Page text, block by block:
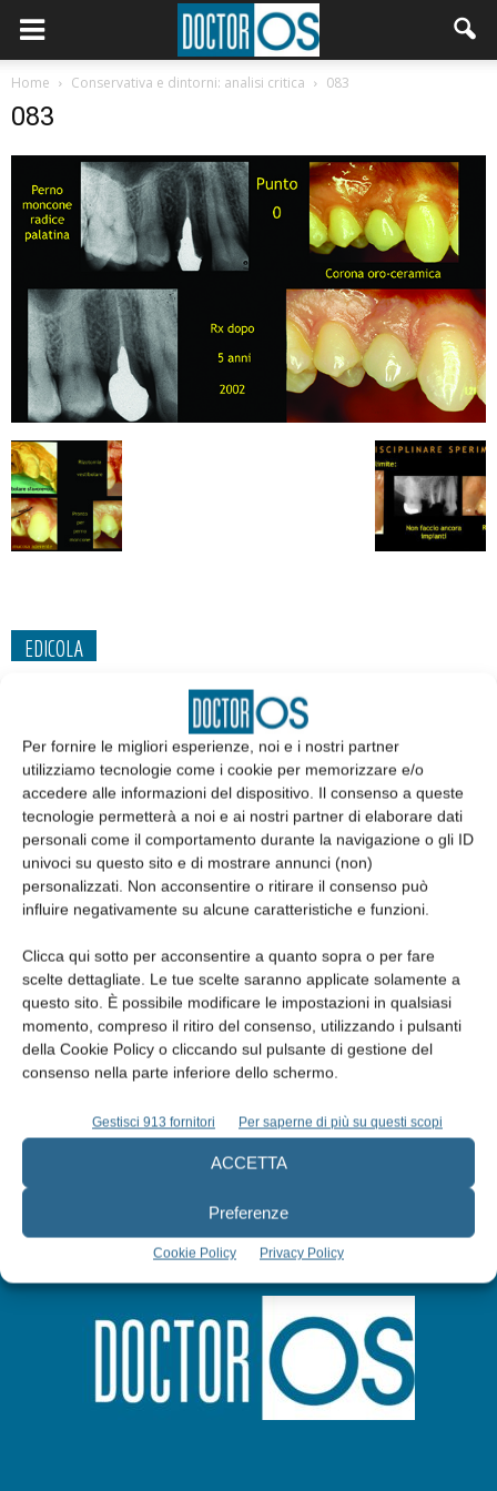
Per fornire le migliori esperienze, noi e i nostri partner
utilizziamo tecnologie come i cookie per memorizzare e/o
accedere alle informazioni del dispositivo. Il consenso a queste
tecnologie permetterà a noi e ai nostri partner di elaborare dati
personali come il comportamento durante la navigazione o gli ID
univoci su questo sito e di mostrare annunci (non)
personalizzati. Non acconsentire o ritirare il consenso può
influire negativamente su alcune caratteristiche e funzioni.
Clicca qui sotto per acconsentire a quanto sopra o per fare
scelte dettagliate. Le tue scelte saranno applicate solamente a
questo sito. È possibile modificare le impostazioni in qualsiasi
momento, compreso il ritiro del consenso, utilizzando i pulsanti
della Cookie Policy o cliccando sul pulsante di gestione del
consenso nella parte inferiore dello schermo.
Gestisci 913 fornitori Per saperne di più su questi scopi
ACCETTA
Preferenze
Cookie Policy Privacy Policy
Home Conservativa e dintorni: analisi critica 083
083
EDICOLA
Edicola web
Abbonati